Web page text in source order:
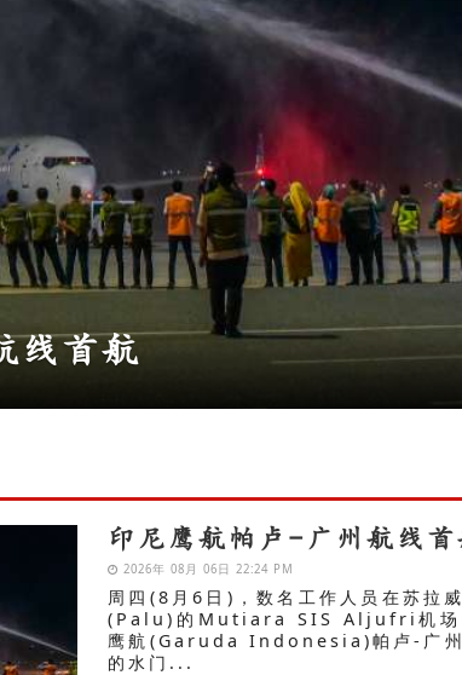
官宣 演员杨紫琼获颁
印尼鹰航帕卢-广州航线首
2026年 08月 06日 22:24 PM
周四(8月6日)，数名工作人员在苏拉
(Palu)的Mutiara SIS Aljufri机场
鹰航(Garuda Indonesia)帕卢-广州
的水门...